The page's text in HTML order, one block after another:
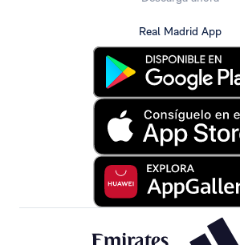
Real Madrid App